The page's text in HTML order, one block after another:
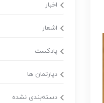
اخبار
اشعار
پادکست
دپارتمان ها
دسته‌بندی نشده